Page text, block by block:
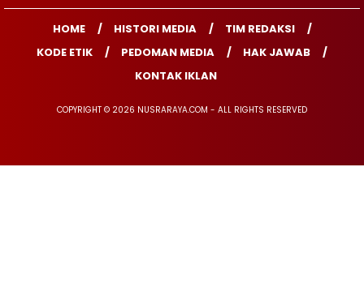
HOME HISTORI MEDIA
TIM REDAKSI
KODE ETIK
PEDOMAN MEDIA
HAK JAWAB
KONTAK IKLAN
COPYRIGHT © 2026 NUSRARAYA.COM - ALL RIGHTS RESERVED